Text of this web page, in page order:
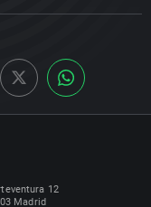
12
Madrid